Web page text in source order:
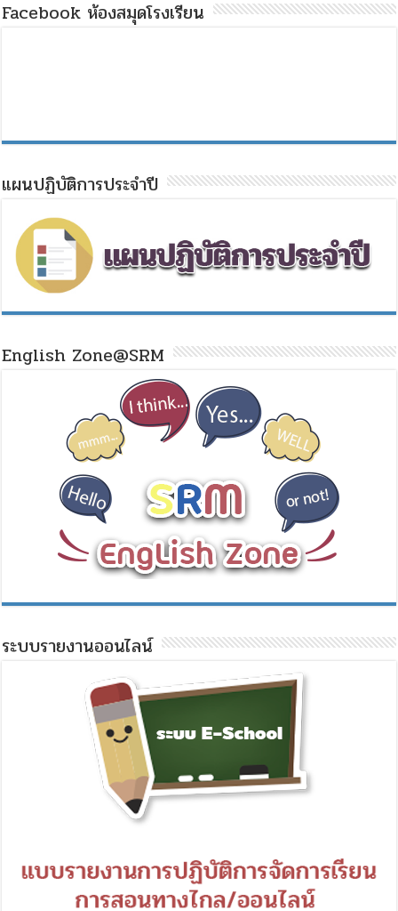
Facebook ห้องสมุดโรงเรียน
แผนปฏิบัติการประจำปี
English Zone@SRM
ระบบรายงานออนไลน์